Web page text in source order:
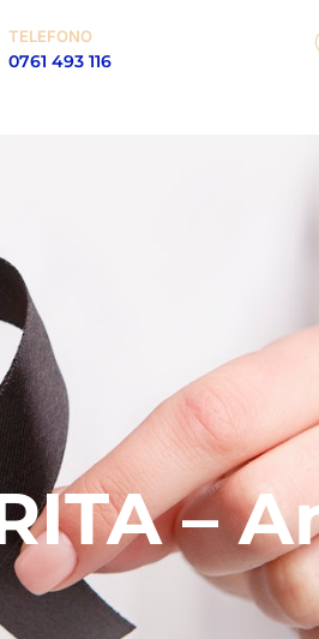
TELEFONO
0761 493 116
–